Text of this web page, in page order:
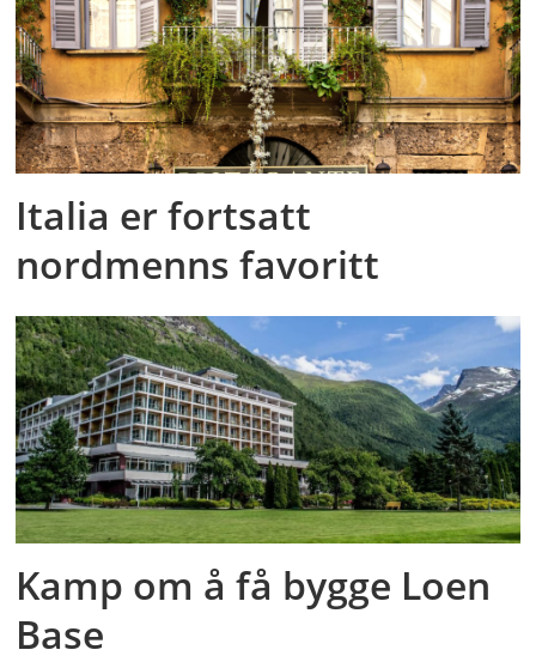
Italia er fortsatt
nordmenns favoritt
Kamp om å få bygge Loen
Base